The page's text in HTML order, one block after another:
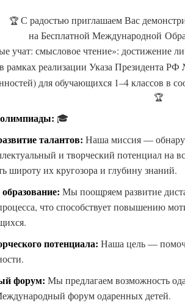
🏆 С радостью приглашаем Вас
на Бесплатной Международной
учат: смысловое чтение»: достижение
рамках реализации Указа Президента
для обучающихся 1–4 классов
🏆
🎓
талантов: Наша миссия —
и творческий потенциал на
широту их кругозора и глубину знаний.
Мы поощряем развитие
что способствует повышению
потенциала: Наша цель —
форум: Мы предлагаем возможность
форум одаренных детей.